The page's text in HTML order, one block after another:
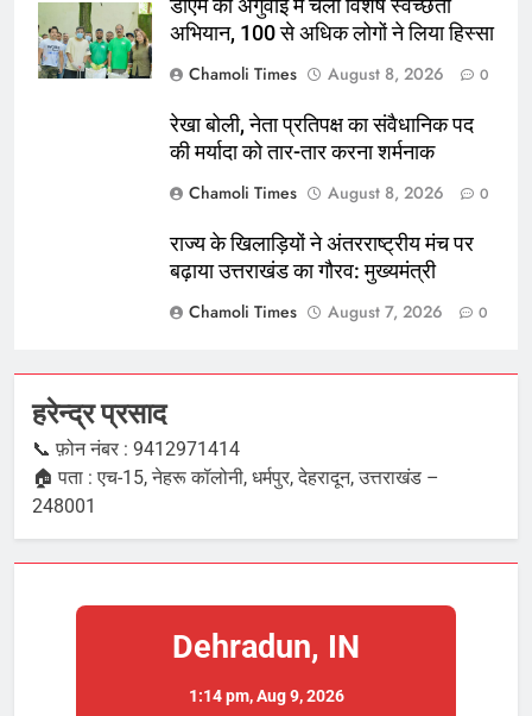
डीएम की अगुवाई में चला विशेष स्वच्छता
अभियान, 100 से अधिक लोगों ने लिया हिस्सा
Chamoli Times
August 8, 2026 0
रेखा बोली, नेता प्रतिपक्ष का संवैधानिक पद
की मर्यादा को तार-तार करना शर्मनाक
Chamoli Times
August 8, 2026 0
राज्य के खिलाड़ियों ने अंतरराष्ट्रीय मंच पर
बढ़ाया उत्तराखंड का गौरव: मुख्यमंत्री
Chamoli Times
August 7, 2026 0
हरेन्द्र प्रसाद
📞 फ़ोन नंबर : 9412971414
🏠 पता : एच-15, नेहरू कॉलोनी, धर्मपुर, देहरादून, उत्तराखंड –
248001
Dehradun, IN
1:14 pm,Aug 9, 2026